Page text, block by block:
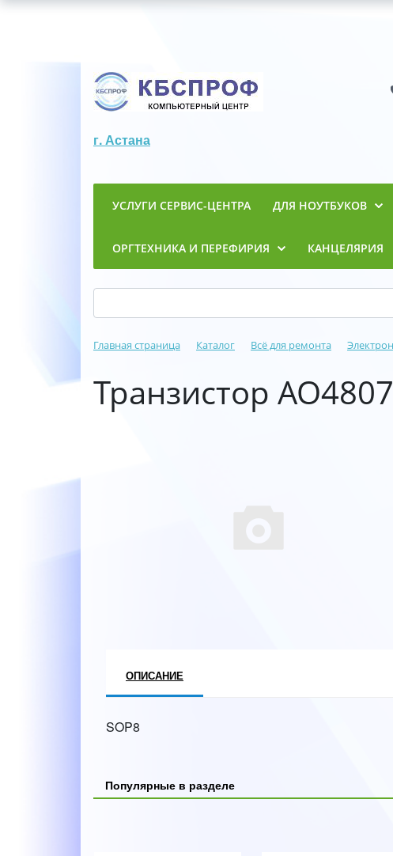
г. Астана
УСЛУГИ СЕРВИС-ЦЕНТРА ДЛЯ НОУТБУКОВ
ОРГТЕХНИКА И ПЕРЕФИРИЯ КАНЦЕЛЯРИЯ
Главная страница Каталог Всё для ремонта
Транзистор AO4807
ОПИСАНИЕ
SOP8
Популярные в разделе